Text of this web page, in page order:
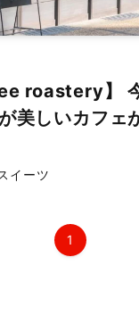
Japanese
井のグルメ・観光地の
roastery】
美しいカフェ
イーツ
1